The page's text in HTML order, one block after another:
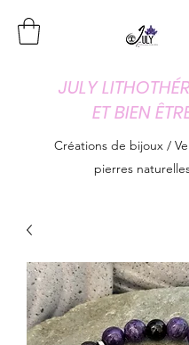
JULY
ET BIEN
Créations de bijoux /
pierres